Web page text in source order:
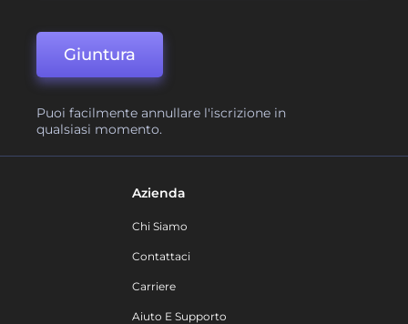
Giuntura
Puoi facilmente annullare l'iscrizione in
qualsiasi momento.
Azienda
Chi Siamo
Contattaci
Carriere
Aiuto E Supporto